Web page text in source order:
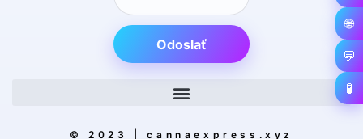
Odoslať
© 2023 | cannaexpress.xyz
🌐
💬
🧪